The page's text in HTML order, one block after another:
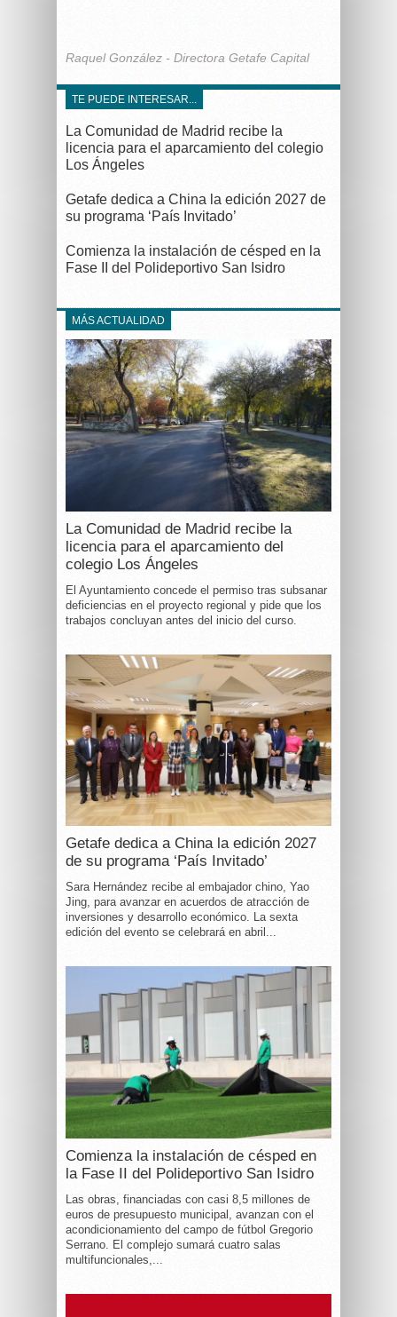
Raquel González - Directora Getafe Capital
TE PUEDE INTERESAR...
La Comunidad de Madrid recibe la
licencia para el aparcamiento del colegio
Los Ángeles
Getafe dedica a China la edición 2027 de
su programa ‘País Invitado’
Comienza la instalación de césped en la
Fase II del Polideportivo San Isidro
MÁS ACTUALIDAD
La Comunidad de Madrid recibe la
licencia para el aparcamiento del
colegio Los Ángeles
El Ayuntamiento concede el permiso tras subsanar
deficiencias en el proyecto regional y pide que los
trabajos concluyan antes del inicio del curso.
Getafe dedica a China la edición 2027
de su programa ‘País Invitado’
Sara Hernández recibe al embajador chino, Yao
Jing, para avanzar en acuerdos de atracción de
inversiones y desarrollo económico. La sexta
edición del evento se celebrará en abril...
Comienza la instalación de césped en
la Fase II del Polideportivo San Isidro
Las obras, financiadas con casi 8,5 millones de
euros de presupuesto municipal, avanzan con el
acondicionamiento del campo de fútbol Gregorio
Serrano. El complejo sumará cuatro salas
multifuncionales,...